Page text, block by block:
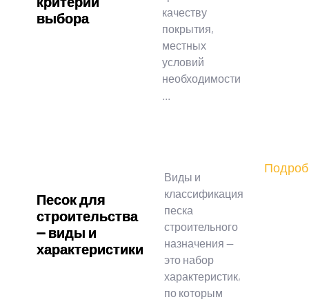
выбора
качеству
покрытия,
местных
условий
необходимости
Песок для
строительства
— виды и
характеристики
Виды и
классификация
песка
строительного
назначения —
это набор
характеристик,
по которым